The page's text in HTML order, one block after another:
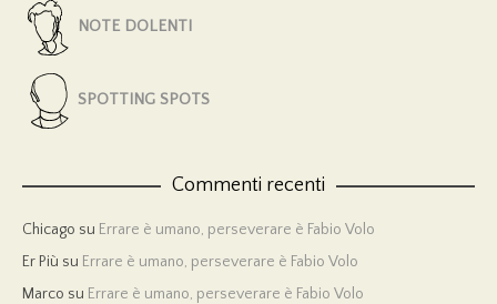
NOTE DOLENTI
SPOTTING SPOTS
Commenti recenti
Chicago su Errare è umano, perseverare è Fabio Volo
Er Più su Errare è umano, perseverare è Fabio Volo
Marco su Errare è umano, perseverare è Fabio Volo